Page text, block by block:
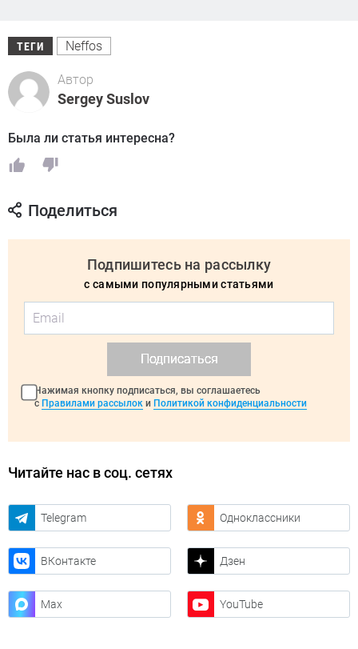
ТЕГИ Neffos
Автор
Sergey Suslov
Была ли статья интересна?
Поделиться
Подпишитесь на рассылку
с самыми популярными статьями
Подписаться
Нажимая кнопку подписаться, вы соглашаетесь
с Правилами рассылок и Политикой конфиденциальности
Читайте нас в соц. сетях
Telegram Одноклассники
ВКонтакте Дзен
Max YouTube